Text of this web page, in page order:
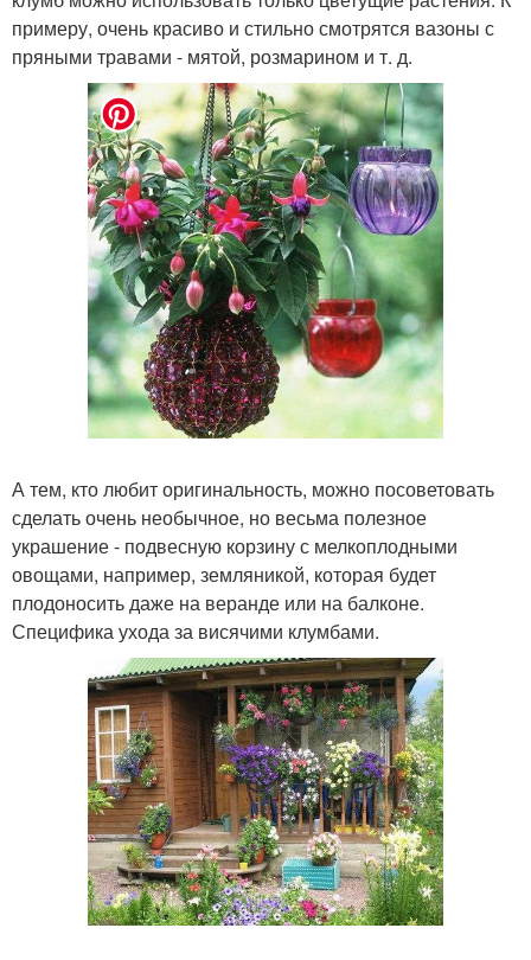
примеру, очень красиво и стильно смотрятся вазоны с
пряными травами - мятой, розмарином и т. д.
А тем, кто любит оригинальность, можно посоветовать
сделать очень необычное, но весьма полезное
украшение - подвесную корзину с мелкоплодными
овощами, например, земляникой, которая будет
плодоносить даже на веранде или на балконе.
Специфика ухода за висячими клумбами.